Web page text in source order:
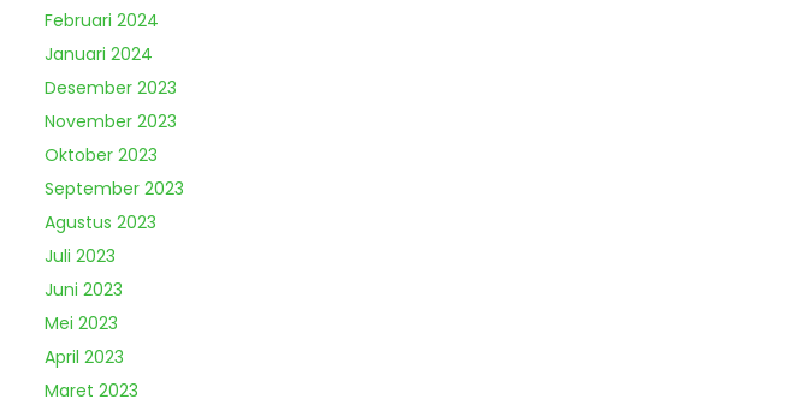
Februari 2024
Januari 2024
Desember 2023
November 2023
Oktober 2023
September 2023
Agustus 2023
Juli 2023
Juni 2023
Mei 2023
April 2023
Maret 2023